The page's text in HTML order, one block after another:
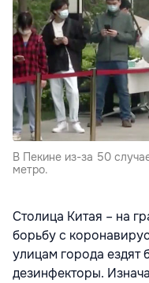
В Пекине из-за 50
метро.
Столица Китая – на
борьбу с
улицам города ездят
дезинфекторы.